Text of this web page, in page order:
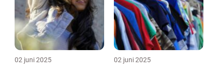
02 juni 2025 02 juni 2025